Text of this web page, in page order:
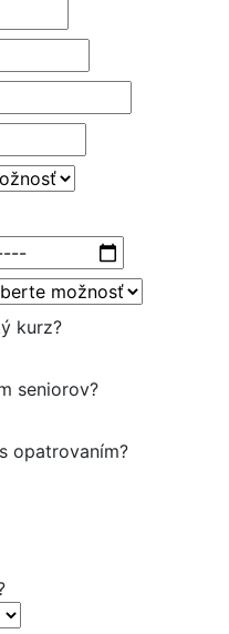
kurz?
seniorov?
opatrovaním?